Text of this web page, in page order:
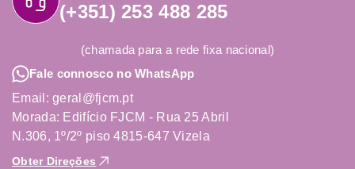
(+351) 253 488 285
(chamada para a rede fixa nacional)
Fale connosco no WhatsApp
Email: geral@fjcm.pt
Morada: Edifício FJCM - Rua 25 Abril
N.306, 1º/2º piso 4815-647 Vizela
Obter Direções